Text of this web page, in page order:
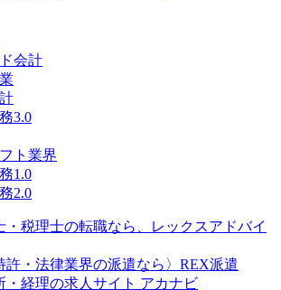
会計
3.0
ト業界
1.0
2.0